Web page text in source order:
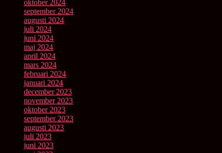
oktober 2024
september 2024
augusti 2024
juli 2024
juni 2024
maj 2024
april 2024
mars 2024
februari 2024
januari 2024
december 2023
november 2023
oktober 2023
september 2023
augusti 2023
juli 2023
juni 2023